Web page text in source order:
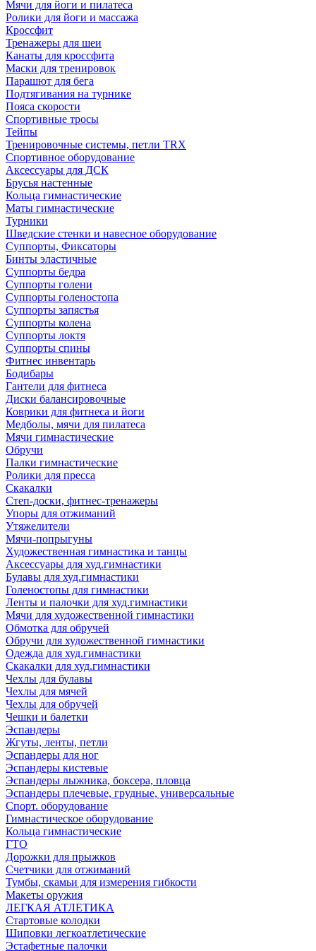
Мячи для йоги и пилатеса
Ролики для йоги и массажа
Кроссфит
Тренажеры для шеи
Канаты для кроссфита
Маски для тренировок
Парашют для бега
Подтягивания на турнике
Пояса скорости
Спортивные тросы
Тейпы
Тренировочные системы, петли TRX
Спортивное оборудование
Аксессуары для ДСК
Брусья настенные
Кольца гимнастические
Маты гимнастические
Турники
Шведские стенки и навесное оборудование
Суппорты, Фиксаторы
Бинты эластичные
Суппорты бедра
Суппорты голени
Суппорты голеностопа
Суппорты запястья
Суппорты колена
Суппорты локтя
Суппорты спины
Фитнес инвентарь
Бодибары
Гантели для фитнеса
Диски балансировочные
Коврики для фитнеса и йоги
Медболы, мячи для пилатеса
Мячи гимнастические
Обручи
Палки гимнастические
Ролики для пресса
Скакалки
Степ-доски, фитнес-тренажеры
Упоры для отжиманий
Утяжелители
Мячи-попрыгуны
Художественная гимнастика и танцы
Аксессуары для худ.гимнастики
Булавы для худ.гимнастики
Голеностопы для гимнастики
Ленты и палочки для худ.гимнастики
Мячи для художественной гимнастики
Обмотка для обручей
Обручи для художественной гимнастики
Одежда для худ.гимнастики
Скакалки для худ.гимнастики
Чехлы для булавы
Чехлы для мячей
Чехлы для обручей
Чешки и балетки
Эспандеры
Жгуты, ленты, петли
Эспандеры для ног
Эспандеры кистевые
Эспандеры лыжника, боксера, пловца
Эспандеры плечевые, грудные, универсальные
Спорт. оборудование
Гимнастическое оборудование
Кольца гимнастические
ГТО
Дорожки для прыжков
Счетчики для отжиманий
Тумбы, скамьи для измерения гибкости
Макеты оружия
ЛЕГКАЯ АТЛЕТИКА
Стартовые колодки
Шиповки легкоатлетические
Эстафетные палочки